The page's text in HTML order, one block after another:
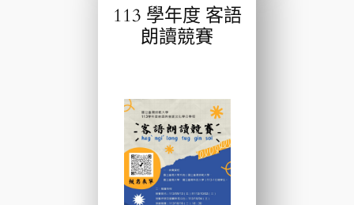
113 學年度 客語
朗讀競賽